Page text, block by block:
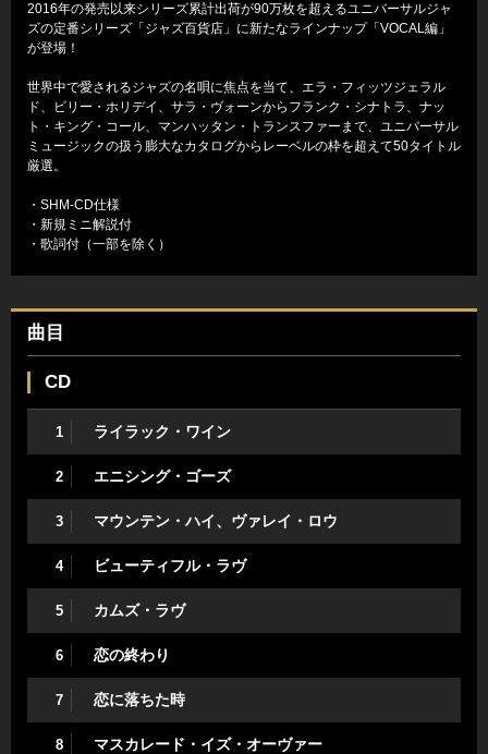
2016年の発売以来シリーズ累計出荷が90万枚を超えるユニバーサルジャ
ズの定番シリーズ「ジャズ百貨店」に新たなラインナップ「VOCAL編」
が登場！
世界中で愛されるジャズの名唄に焦点を当て、エラ・フィッツジェラル
ド、ビリー・ホリデイ、サラ・ヴォーンからフランク・シナトラ、ナッ
ト・キング・コール、マンハッタン・トランスファーまで、ユニバーサル
ミュージックの扱う膨大なカタログからレーベルの枠を超えて50タイトル
厳選。
・SHM-CD仕様
・新規ミニ解説付
・歌詞付（一部を除く）
曲目
CD
1 ライラック・ワイン
2 エニシング・ゴーズ
3 マウンテン・ハイ、ヴァレイ・ロウ
4 ビューティフル・ラヴ
5 カムズ・ラヴ
6 恋の終わり
7 恋に落ちた時
8 マスカレード・イズ・オーヴァー